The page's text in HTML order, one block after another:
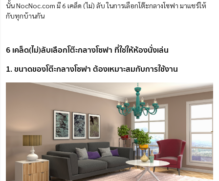
นั้น NocNoc.com มี 6 เคล็ด (ไม่) ลับ ในการเลือกโต๊ะกลางโซฟา มาแชร์ให้
กับทุกบ้านกัน
6 เคล็ด(ไม่)ลับเลือกโต๊ะกลางโซฟา ที่ใช่ให้ห้องนั่งเล่น
1. ขนาดของโต๊ะกลางโซฟา ต้องเหมาะสมกับการใช้งาน